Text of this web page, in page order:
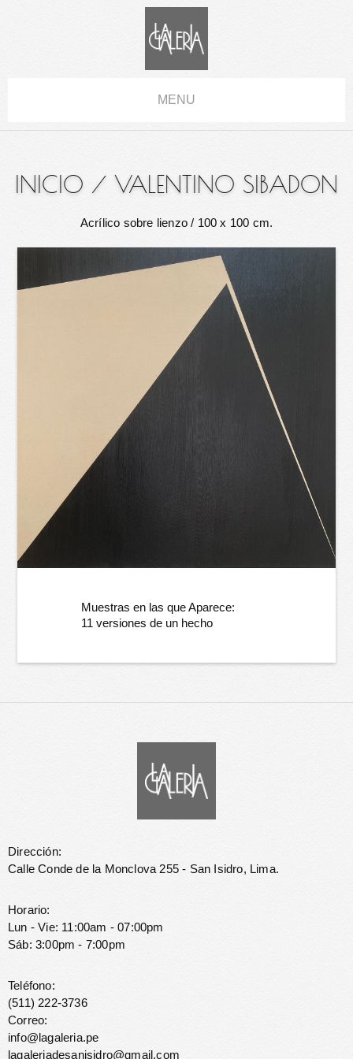
MENU
INICIO / VALENTINO SIBADON
Acrílico sobre lienzo / 100 x 100 cm.
Muestras en las que Aparece:
11 versiones de un hecho
Dirección:
Calle Conde de la Monclova 255 - San Isidro, Lima.
Horario:
Lun - Vie: 11:00am - 07:00pm
Sáb: 3:00pm - 7:00pm
Teléfono:
(511) 222-3736
Correo:
info@lagaleria.pe
lagaleriadesanisidro@gmail.com